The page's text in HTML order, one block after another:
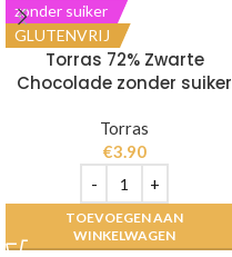
zonder suiker
GLUTENVRIJ
Torras 72% Zwarte
Chocolade zonder suiker
Torras
€3.90
TOEVOEGEN AAN
WINKELWAGEN